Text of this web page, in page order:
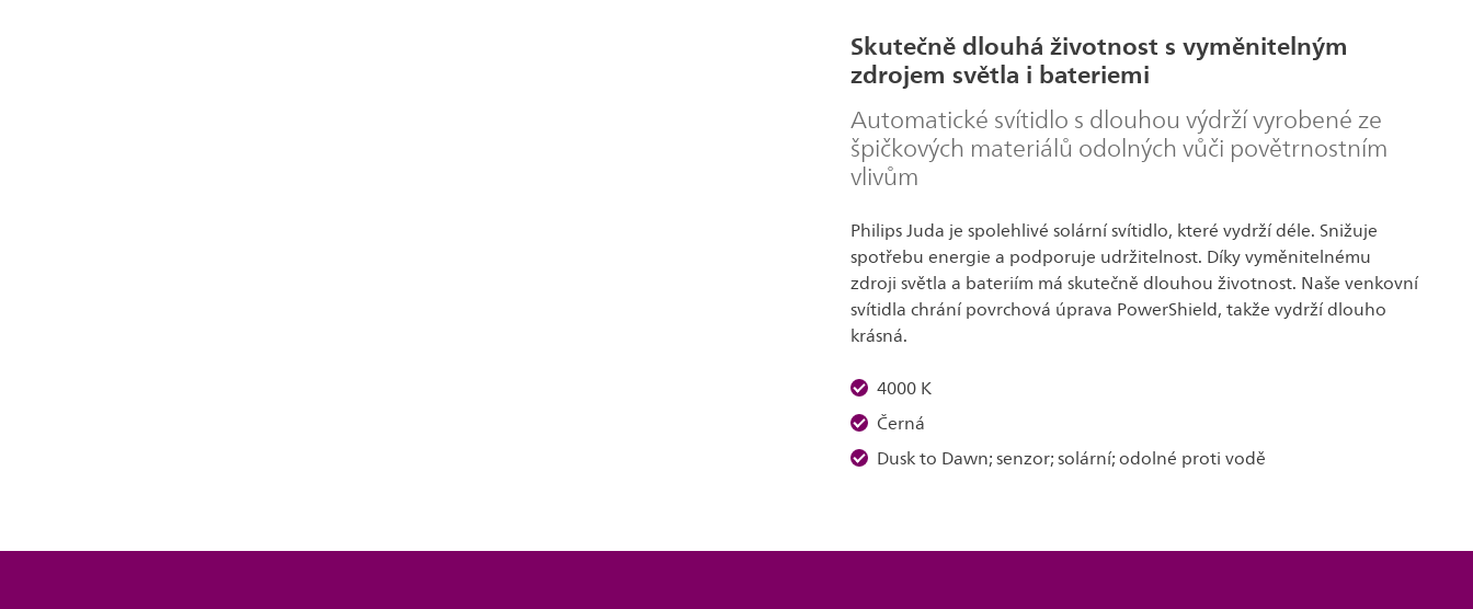
Skutečně dlouhá životnost s vyměnitelným
zdrojem světla i bateriemi
Automatické svítidlo s dlouhou výdrží vyrobené ze
špičkových materiálů odolných vůči povětrnostním
vlivům
Philips Juda je spolehlivé solární svítidlo, které vydrží déle. Snižuje
spotřebu energie a podporuje udržitelnost. Díky vyměnitelnému
zdroji světla a bateriím má skutečně dlouhou životnost. Naše venkovní
svítidla chrání povrchová úprava PowerShield, takže vydrží dlouho
krásná.
4000 K
Černá
Dusk to Dawn; senzor; solární; odolné proti vodě